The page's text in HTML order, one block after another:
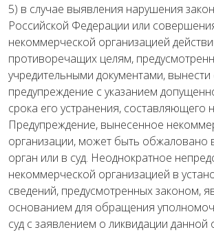
5) в случае выявления нарушения
Российской Федерации или
некоммерческой организацией
противоречащих целям,
учредительными документами,
предупреждение с указанием
срока его устранения, составляющего
Предупреждение, вынесенное
организации, может быть
орган или в суд. Неоднократное
некоммерческой организацией в
сведений, предусмотренных законом,
основанием для обращения
суд с заявлением о ликвидации данной